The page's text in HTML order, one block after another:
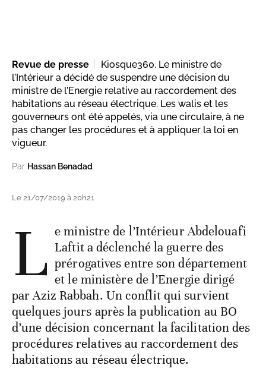
Revue de presse
Kiosque360. Le ministre de
l’Intérieur a décidé de suspendre une décision du
ministre de l’Energie relative au raccordement des
habitations au réseau électrique. Les walis et les
gouverneurs ont été appelés, via une circulaire, à ne
pas changer les procédures et à appliquer la loi en
vigueur.
Par Hassan Benadad
Le 21/07/2019 à 20h21
L e ministre de l’Intérieur Abdelouafi
Laftit a déclenché la guerre des
prérogatives entre son département
et le ministère de l’Energie dirigé
par Aziz Rabbah. Un conflit qui survient
quelques jours après la publication au BO
d’une décision concernant la facilitation des
procédures relatives au raccordement des
habitations au réseau électrique.